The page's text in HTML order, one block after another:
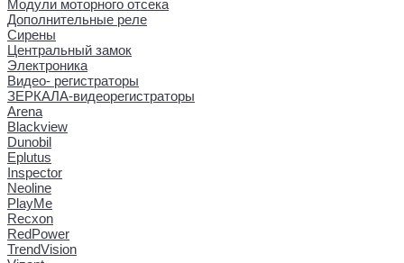
Модули моторного отсека
Дополнительные реле
Сирены
Центральный замок
Электроника
Видео- регистраторы
ЗЕРКАЛА-видеорегистраторы
Arena
Blackview
Dunobil
Eplutus
Inspector
Neoline
PlayMe
Recxon
RedPower
TrendVision